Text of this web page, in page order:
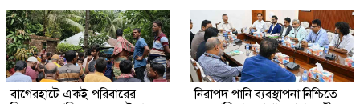
‎বাগেরহাটে একই পরিবারের
নিরাপদ পানি ব্যবস্থাপনা নিশ্চিতে